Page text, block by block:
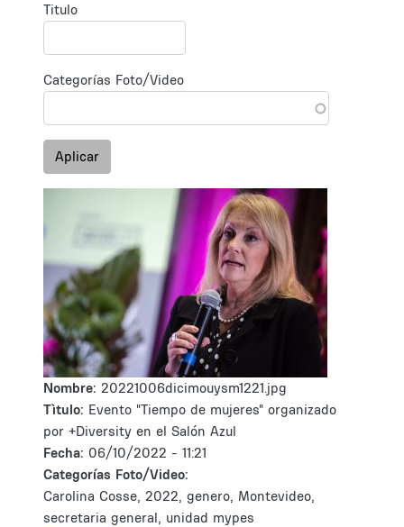
Titulo
Categorías Foto/Video
Aplicar
Nombre: 20221006dicimouysm1221.jpg
Tìtulo: Evento "Tiempo de mujeres" organizado
por +Diversity en el Salón Azul
Fecha: 06/10/2022 - 11:21
Categorías Foto/Video:
Carolina Cosse, 2022, genero, Montevideo,
secretaria general, unidad mypes